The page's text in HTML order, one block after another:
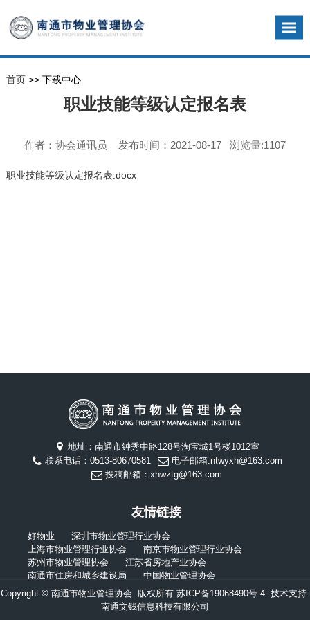
首页>> 下载中心
职业技能等级认定报名表
作者：协会通讯员 发布时间：2021-08-17 浏览量:1107
职业技能等级认定报名表.docx
地址：南通市钟秀中路128号淘宝城1号楼1012室
联系电话：0513-80670581
电子邮箱:ntwyxh@163.com
投稿邮箱：xhwztg@163.com
友情链接
好物业
深圳市物业管理行业协会
上海市物业管理行业协会
南京市物业管理行业协会
苏州市物业管理协会
江苏省房地产业协会
南通市住房和城乡建设局
中国物业管理协会
Copyright © 南通市物业管理协会 版权所有 苏ICP备19068490号-4 技术支持:
南通文钱信息科技有限公司